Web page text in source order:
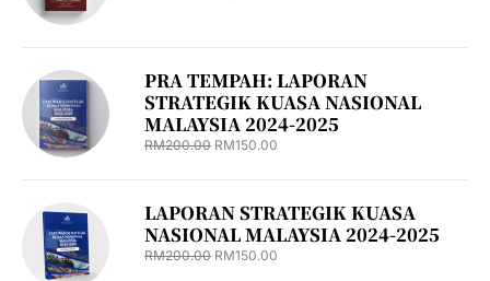
PRA TEMPAH: LAPORAN
STRATEGIK KUASA NASIONAL
MALAYSIA 2024-2025
RM200.00 RM150.00
LAPORAN STRATEGIK KUASA
NASIONAL MALAYSIA 2024-2025
RM200.00 RM150.00